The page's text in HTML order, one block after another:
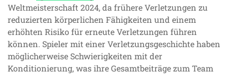
Weltmeisterschaft 2024, da frühere Verletzungen zu
reduzierten körperlichen Fähigkeiten und einem
erhöhten Risiko für erneute Verletzungen führen
können. Spieler mit einer Verletzungsgeschichte haben
möglicherweise Schwierigkeiten mit der
Konditionierung, was ihre Gesamtbeiträge zum Team